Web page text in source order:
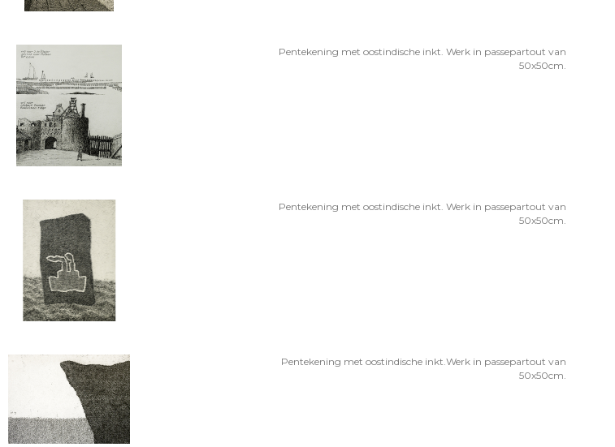
Pentekening met oostindische inkt. Werk in passepartout van
50x50cm.
Pentekening met oostindische inkt. Werk in passepartout van
50x50cm.
Pentekening met oostindische inkt.Werk in passepartout van
50x50cm.